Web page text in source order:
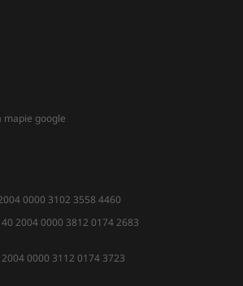
mapie google
0000 3102 3558 4460
2004 0000 3812 0174 2683
2004 0000 3112 0174 3723